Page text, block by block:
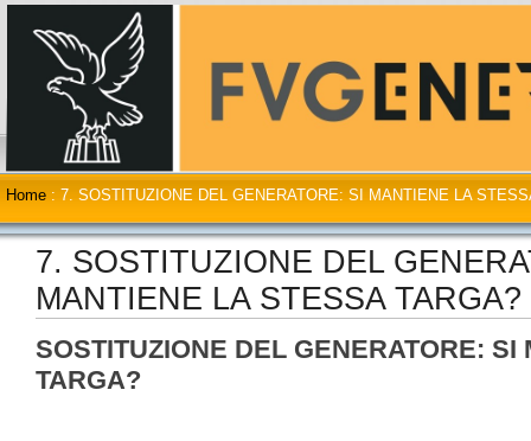
Home : 7. SOSTITUZIONE DEL GENERATORE: SI MANTIENE LA
7. SOSTITUZIONE DEL
MANTIENE LA STESSA TARGA?
SOSTITUZIONE DEL GENERATORE: SI
TARGA?